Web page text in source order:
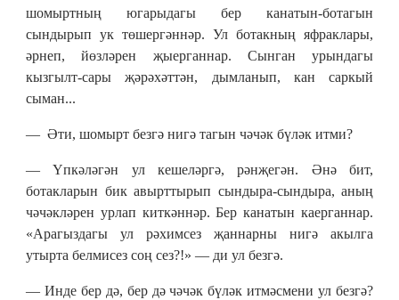
шомыртның югарыдагы бер канатын-ботагын
сындырып ук төшергәннәр. Ул ботакның яфраклары,
әрнеп, йөзләрен җыерганнар. Сынган урындагы
кызгылт-сары җәрәхәттән, дымланып, кан саркый
сыман...
— Әти, шомырт безгә нигә тагын чәчәк бүләк итми?
— Үпкәләгән ул кешеләргә, рәнҗегән. Әнә бит,
ботакларын бик авырттырып сындыра-сындыра, аның
чәчәкләрен урлап киткәннәр. Бер канатын каерганнар.
«Арагыздагы ул рәхимсез җаннарны нигә акылга
утырта белмисез соң сез?!» — ди ул безгә.
— Инде бер дә, бер дә чәчәк бүләк итмәсмени ул безгә?